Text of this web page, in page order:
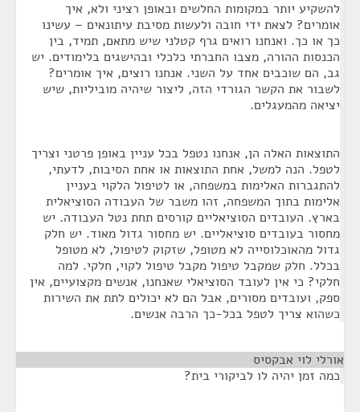
להשקיע יותר במקומות החלשים ובאופן רציני ולא, איך
אומרים? לצאת ידי חובה ולעשות מסיבת עיתונאים – עשינו
כך או כך. ואנחנו רואים גרף קטלני שיש מתאם, תמיד, בין
הכנסות ההורה, מצבו החברתי כלכלי ובהישגים בלימודים. יש
גב, הם שוכבים אחד על השני. אנחנו רוצים, איך אומרים?
לשבור את הקשר הגורדי הזה, ליצור שיהיה מוביליות, שיש
יציאה מהמעגלים.
התוצאות האלה הן, אנחנו נטפל בכל עניין באופן פרטני וצריך
לטפל. הנה למשל, אחת התוצאות או אחת הסיבות, לדעתי,
להתגברות האלימות במשפחה, או לטיפול הלקוי בעניין
אלימות בתוך המשפחה, זהו משבר של העבודה הסוציאלית
בארץ. העובדים הסוציאליים קורסים תחת נטל העבודה. יש
מחסור בעובדים סוציאליים. יש מחסור גדול מאוד. יש חלק
גדול מהאוכלוסייה לא מטופל, שזקוק לטיפול, לא מטופל
בכלל. חלק שמקבל טיפול מקבל טיפול לקוי, חלקי. למה
חלקי? כי אין לעובד הסוציאלי שאנחנו, אנשים מקצועיים, אין
ספק, ועובדים מסורים, אבל הם לא יכולים לתת את השירות
כשהוא צריך לטפל בכל-כך הרבה אנשים.
אורלי לוי אבקסיס
כמה זמן יהיה לו לביקורי בית?